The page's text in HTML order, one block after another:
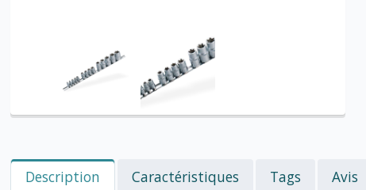
Description Caractéristiques Tags Avis